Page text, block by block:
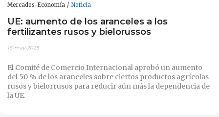
Mercados-Economía Noticia
UE: aumento de los aranceles a los
fertilizantes rusos y bielorussos
16-may-2025
El Comité de Comercio Internacional aprobó un aumento
del 50 % de los aranceles sobre ciertos productos agrícolas
rusos y bielorrusos para reducir aún más la dependencia de
la UE.